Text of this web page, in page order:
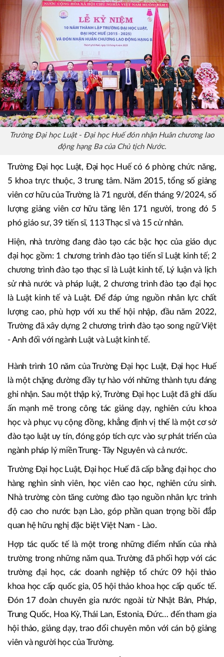
Trường Đại học Luật - Đại học Huế đón nhận Huân chương lao
động hạng Ba của Chủ tịch Nước.
Trường Đại học Luật, Đại học Huế có 6 phòng chức năng,
5 khoa trực thuộc, 3 trung tâm. Năm 2015, tổng số giảng
viên cơ hữu của Trường là 71 người, đến tháng 9/2024, số
lượng giảng viên cơ hữu tăng lên 171 người, trong đó 5
phó giáo sư, 39 tiến sĩ, 113 Thạc sĩ và 15 cử nhân.
Hiện, nhà trường đang đào tạo các bậc học của giáo dục
đại học gồm: 1 chương trình đào tạo tiến sĩ Luật kinh tế; 2
chương trình đào tạo thạc sĩ là Luật kinh tế, Lý luận và lịch
sử nhà nước và pháp luật, 2 chương trình đào tạo đại học
là Luật kinh tế và Luật. Để đáp ứng nguồn nhân lực chất
lượng cao, phù hợp với xu thế hội nhập, đầu năm 2022,
Trường đã xây dựng 2 chương trình đào tạo song ngữ Việt
- Anh đối với ngành Luật và Luật kinh tế.
Hành trình 10 năm của Trường Đại học Luật, Đại học Huế
là một chặng đường đầy tự hào với những thành tựu đáng
ghi nhận. Sau một thập kỷ, Trường Đại học Luật đã ghi dấu
ấn mạnh mẽ trong công tác giảng dạy, nghiên cứu khoa
học và phục vụ cộng đồng, khẳng định vị thế là một cơ sở
đào tạo luật uy tín, đóng góp tích cực vào sự phát triển của
ngành pháp lý miền Trung- Tây Nguyên và cả nước.
Trường Đại học Luật, Đại học Huế đã cấp bằng đại học cho
hàng nghìn sinh viên, học viên cao học, nghiên cứu sinh.
Nhà trường còn tăng cường đào tạo nguồn nhân lực trình
độ cao cho nước bạn Lào, góp phần quan trọng bồi đắp
quan hệ hữu nghị đặc biệt Việt Nam - Lào.
Hợp tác quốc tế là một trong những điểm nhấn của nhà
trường trong những năm qua. Trường đã phối hợp với các
trường đại học, các doanh nghiệp tổ chức 09 hội thảo
khoa học cấp quốc gia, 05 hội thảo khoa học cấp quốc tế.
Đón 17 đoàn chuyên gia nước ngoài từ Nhật Bản, Pháp,
Trung Quốc, Hoa Kỳ, Thái Lan, Estonia, Đức… đến tham gia
hội thảo, giảng dạy, trao đổi chuyên môn với cán bộ giảng
viên và người học của Trường.